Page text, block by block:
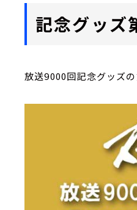
記念グッズ
放送9000回記念グッズの